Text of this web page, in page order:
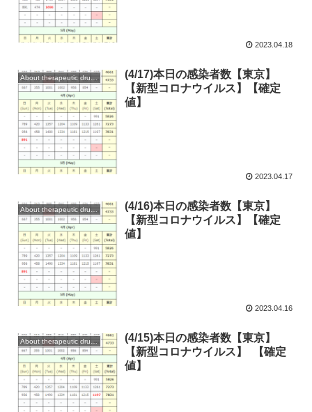
2023.04.18
(4/17)本日の感染者数【東京】
【新型コロナウイルス】【確定
値】
2023.04.17
(4/16)本日の感染者数【東京】
【新型コロナウイルス】【確定
値】
2023.04.16
About therapeutic drugs and vaccines
(4/15)本日の感染者数【東京】
【新型コロナウイルス】 【確定
値】